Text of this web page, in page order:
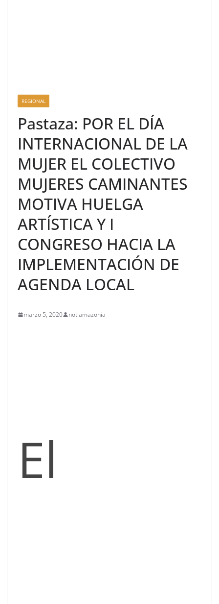
REGIONAL
Pastaza: POR EL DÍA
INTERNACIONAL DE LA
MUJER EL COLECTIVO
MUJERES CAMINANTES
MOTIVA HUELGA
ARTÍSTICA Y I
CONGRESO HACIA LA
IMPLEMENTACIÓN DE
AGENDA LOCAL
marzo 5, 2020 notiamazonia
El